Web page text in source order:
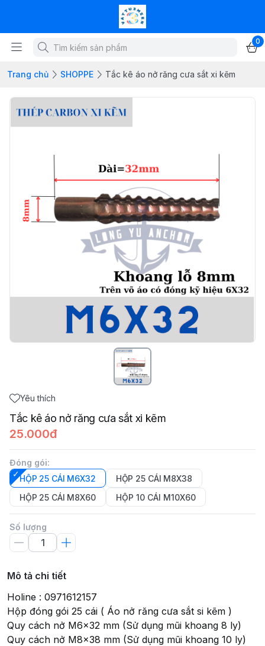
0
Trang chủ SHOPPE Tắc kê áo nở răng cưa sắt xi kẽm
Yêu thích
Tắc kê áo nở răng cưa sắt xi kẽm
25.000đ
Đóng gói:
HỘP 25 CÁI M6X32
HỘP 25 CÁI M8X38
HỘP 25 CÁI M8X60
HỘP 10 CÁI M10X60
Số lượng
Mô tả chi tiết
Holine : 0971612157
Hộp đóng gói 25 cái ( Áo nở răng cưa sắt si kẽm )
Quy cách nở M6x32 mm (Sử dụng mũi khoang 8 ly)
Quy cách nở M8x38 mm (Sử dụng mũi khoang 10 ly)